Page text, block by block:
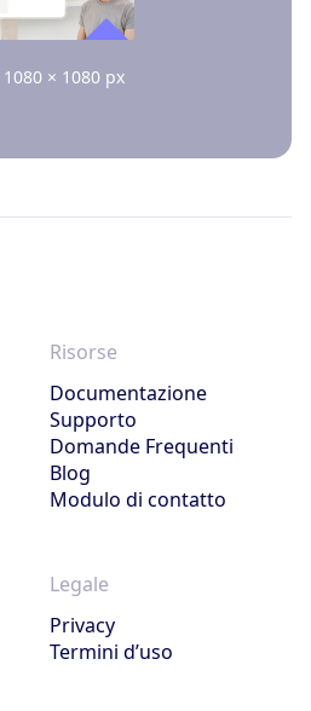
1080 × 1080 px
Risorse
Documentazione
Supporto
Domande Frequenti
Blog
Modulo di contatto
Legale
Privacy
Termini d’uso